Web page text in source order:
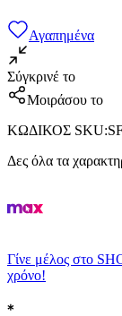
Αγαπημένα
Σύγκρινέ το
Μοιράσου το
ΚΩΔΙΚΟΣ SKU:
Δες όλα τα
Γίνε μέλος στο
χρόνο!